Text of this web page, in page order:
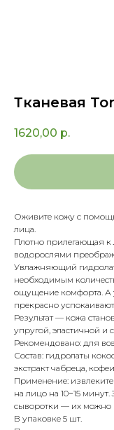
Тканевая
1620,00 р.
Оживите кожу с
лица.
Плотно прилегающая к
водорослями
Увлажняющий
необходимым
ощущение комфорта. А
прекрасно
Результат — кожа
упругой, эластичной и
Рекомендовано: для
Состав: гидролаты
экстракт чабреца,
Применение:
на лицо на 10−15
сыворотки — их можно
В упаковке 5 шт.